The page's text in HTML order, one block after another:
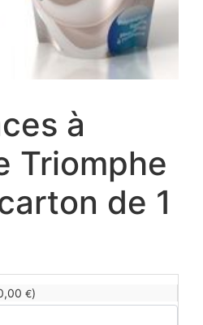
à
Triomphe
de 1
€)